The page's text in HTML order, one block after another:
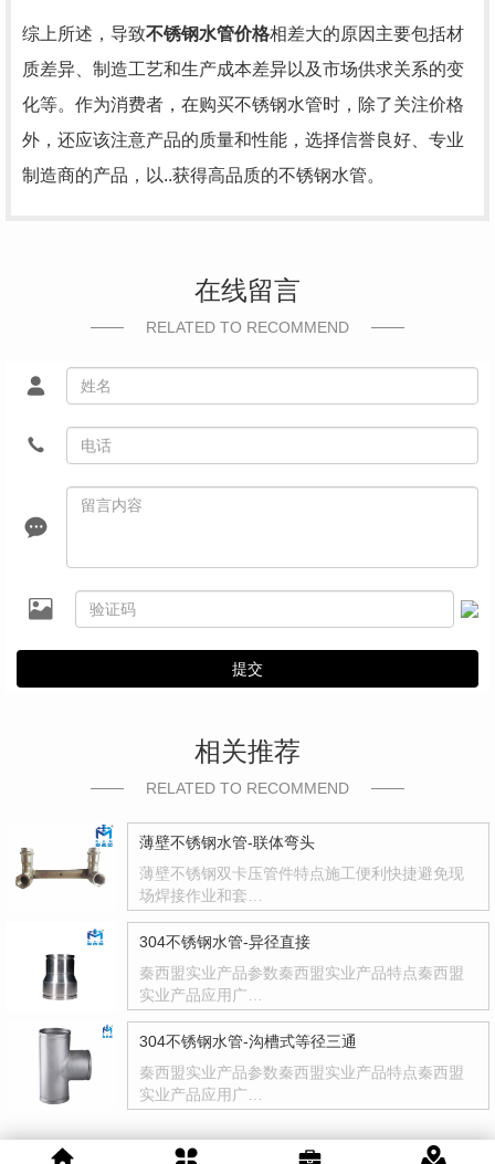
综上所述，导致不锈钢水管价格相差大的原因主要包括材
质差异、制造工艺和生产成本差异以及市场供求关系的变
化等。作为消费者，在购买不锈钢水管时，除了关注价格
外，还应该注意产品的质量和性能，选择信誉良好、专业
制造商的产品，以..获得高品质的不锈钢水管。
在线留言
RELATED TO RECOMMEND
提交
相关推荐
RELATED TO RECOMMEND
薄壁不锈钢水管-联体弯头
薄壁不锈钢双卡压管件特点施工便利快捷避免现
场焊接作业和套…
304不锈钢水管-异径直接
秦西盟实业产品参数秦西盟实业产品特点秦西盟
实业产品应用广…
304不锈钢水管-沟槽式等径三通
秦西盟实业产品参数秦西盟实业产品特点秦西盟
实业产品应用广…